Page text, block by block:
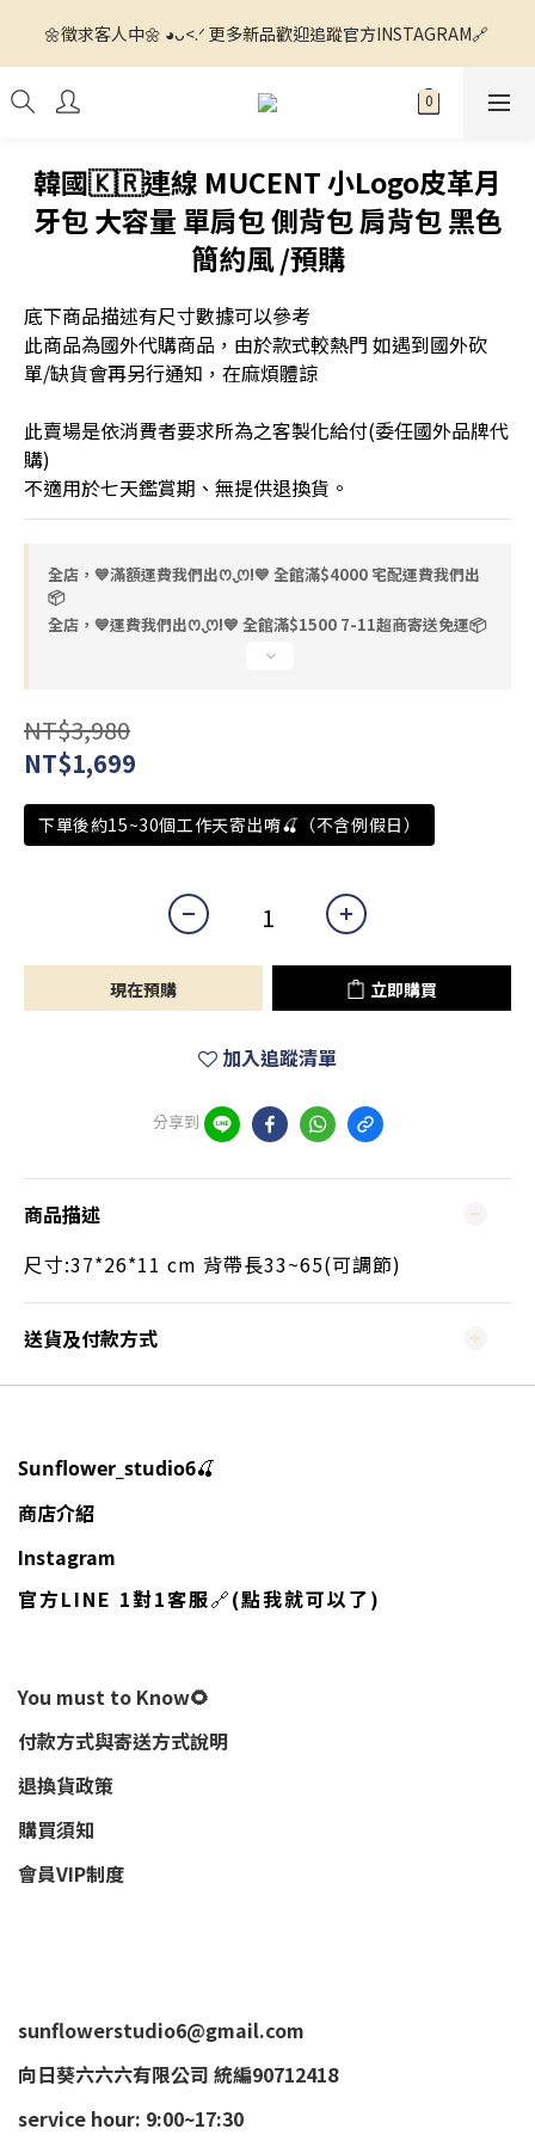
🌼徵求客人中🌼 ◕ᴗ<.ᐟ 更多新品歡迎追蹤官方INSTAGRAM🔗
🌼徵求客人中🌼 ◕ᴗ<.ᐟ 更多新品歡迎追蹤官方INSTAGRAM🔗
💙滿額運費我們出ꯁ.̮ꯁ!💙 全館滿$1500 7-11超商寄送免運📦 全館
滿$4000 宅配運費我們出📦
🌼徵求客人中🌼 ◕ᴗ<.ᐟ 更多新品歡迎追蹤官方INSTAGRAM🔗
韓國🇰🇷連線 MUCENT 小Logo皮革月
牙包 大容量 單肩包 側背包 肩背包 黑色
簡約風 /預購
底下商品描述有尺寸數據可以參考
此商品為國外代購商品，由於款式較熱門 如遇到國外砍
單/缺貨會再另行通知，在麻煩體諒
此賣場是依消費者要求所為之客製化給付(委任國外品牌代
購)
不適用於七天鑑賞期、無提供退換貨。
全店，💙滿額運費我們出ꯁ.̮ꯁ!💙 全館滿$4000 宅配運費我們出
📦
全店，💙運費我們出ꯁ.̮ꯁ!💙 全館滿$1500 7-11超商寄送免運📦
NT$3,980
NT$1,699
下單後約15~30個工作天寄出唷🍒（不含例假日）
現在預購 立即購買
加入追蹤清單
分享到
商品描述
尺寸:37*26*11 cm 背帶長33~65(可調節)
送貨及付款方式
Sunflower_studio6🍒
商店介紹
Instagram
官方LINE 1對1客服🔗(點我就可以了)
You must to Know🌻
付款方式與寄送方式說明
退換貨政策
購買須知
會員VIP制度
sunflowerstudio6@gmail.com
向日葵六六六有限公司 統編90712418
service hour: 9:00~17:30